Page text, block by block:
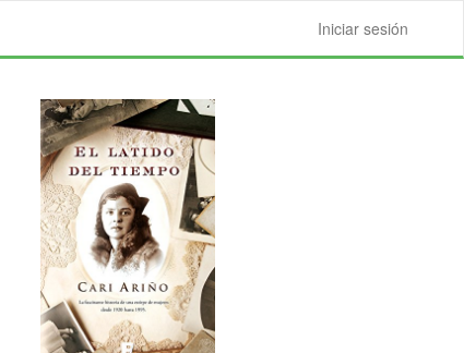
Iniciar sesión